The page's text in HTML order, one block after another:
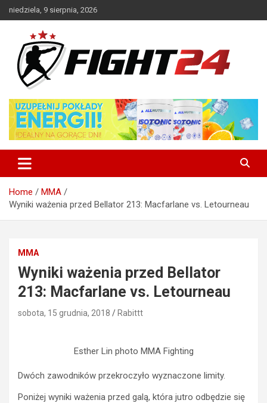
Skip
to
niedziela, 9 sierpnia, 2026
FIGHT24.PL – MMA i K-1, UFC
Home
MMA
Wyniki ważenia przed Bellator 213: Macfarlane vs. Letourneau
MMA
Wyniki ważenia przed Bellator
213: Macfarlane vs. Letourneau
sobota, 15 grudnia, 2018 Rabittt
Esther Lin photo MMA Fighting
Dwóch zawodników przekroczyło wyznaczone limity.
Poniżej wyniki ważenia przed galą, która jutro odbędzie się